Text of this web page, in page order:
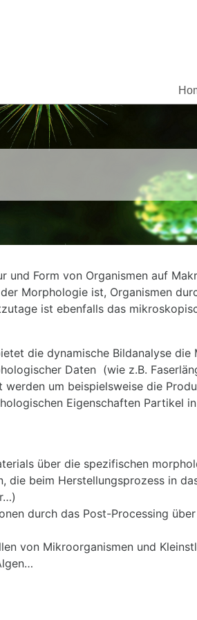
Form von Organismen auf
Morphologie ist, Organismen
ist ebenfalls das
die dynamische Bildanalyse
Daten (wie z.B.
um beispielsweise die
Eigenschaften Partikel
über die spezifischen
die beim Herstellungsprozess in
durch das Post-Processing
von Mikroorganismen und